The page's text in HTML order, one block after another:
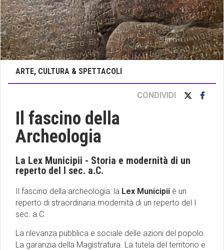
ARTE, CULTURA & SPETTACOLI
CONDIVIDI
Il fascino della
Archeologia
La Lex Municipii - Storia e modernità di un
reperto del I sec. a.C.
Il fascino della archeologia: la Lex Municipii è un
reperto di straordinaria modernità di un reperto del I
sec. a.C.
La rilevanza pubblica e sociale delle azioni del popolo.
La garanzia della Magistratura. La tutela del territorio e